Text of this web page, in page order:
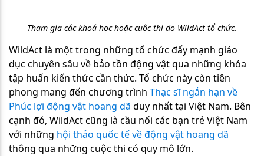
Tham gia các khoá học hoặc cuộc thi do WildAct tổ chức.
WildAct là một trong những tổ chức đẩy mạnh giáo
dục chuyên sâu về bảo tồn động vật qua những khóa
tập huấn kiến thức cần thức. Tổ chức này còn tiên
phong mang đến chương trình Thạc sĩ ngắn hạn về
Phúc lợi động vật hoang dã duy nhất tại Việt Nam. Bên
cạnh đó, WildAct cũng là cầu nối các bạn trẻ Việt Nam
với những hội thảo quốc tế về động vật hoang dã
thông qua những cuộc thi có quy mô lớn.